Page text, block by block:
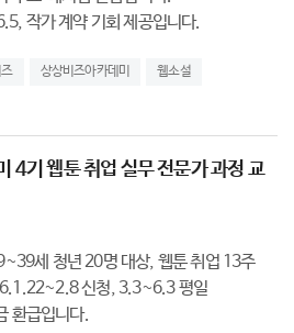
작가 계약 기회 제공입니다.
상상비즈아카데미 웹소설
4기 웹툰 취업 실무 전문가 과정 교
세 청년 20명 대상, 웹툰 취업 13주
환급입니다.